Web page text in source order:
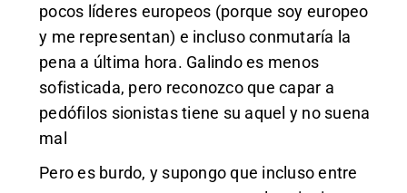
pocos líderes europeos (porque soy europeo
y me representan) e incluso conmutaría la
pena a última hora. Galindo es menos
sofisticada, pero reconozco que capar a
pedófilos sionistas tiene su aquel y no suena
mal
Pero es burdo, y supongo que incluso entre